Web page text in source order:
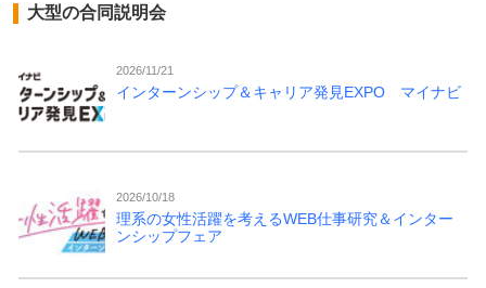
大型の合同説明会
2026/11/21
インターンシップ＆キャリア発見EXPO マイナビ
2026/10/18
理系の女性活躍を考えるWEB仕事研究＆インター
ンシップフェア